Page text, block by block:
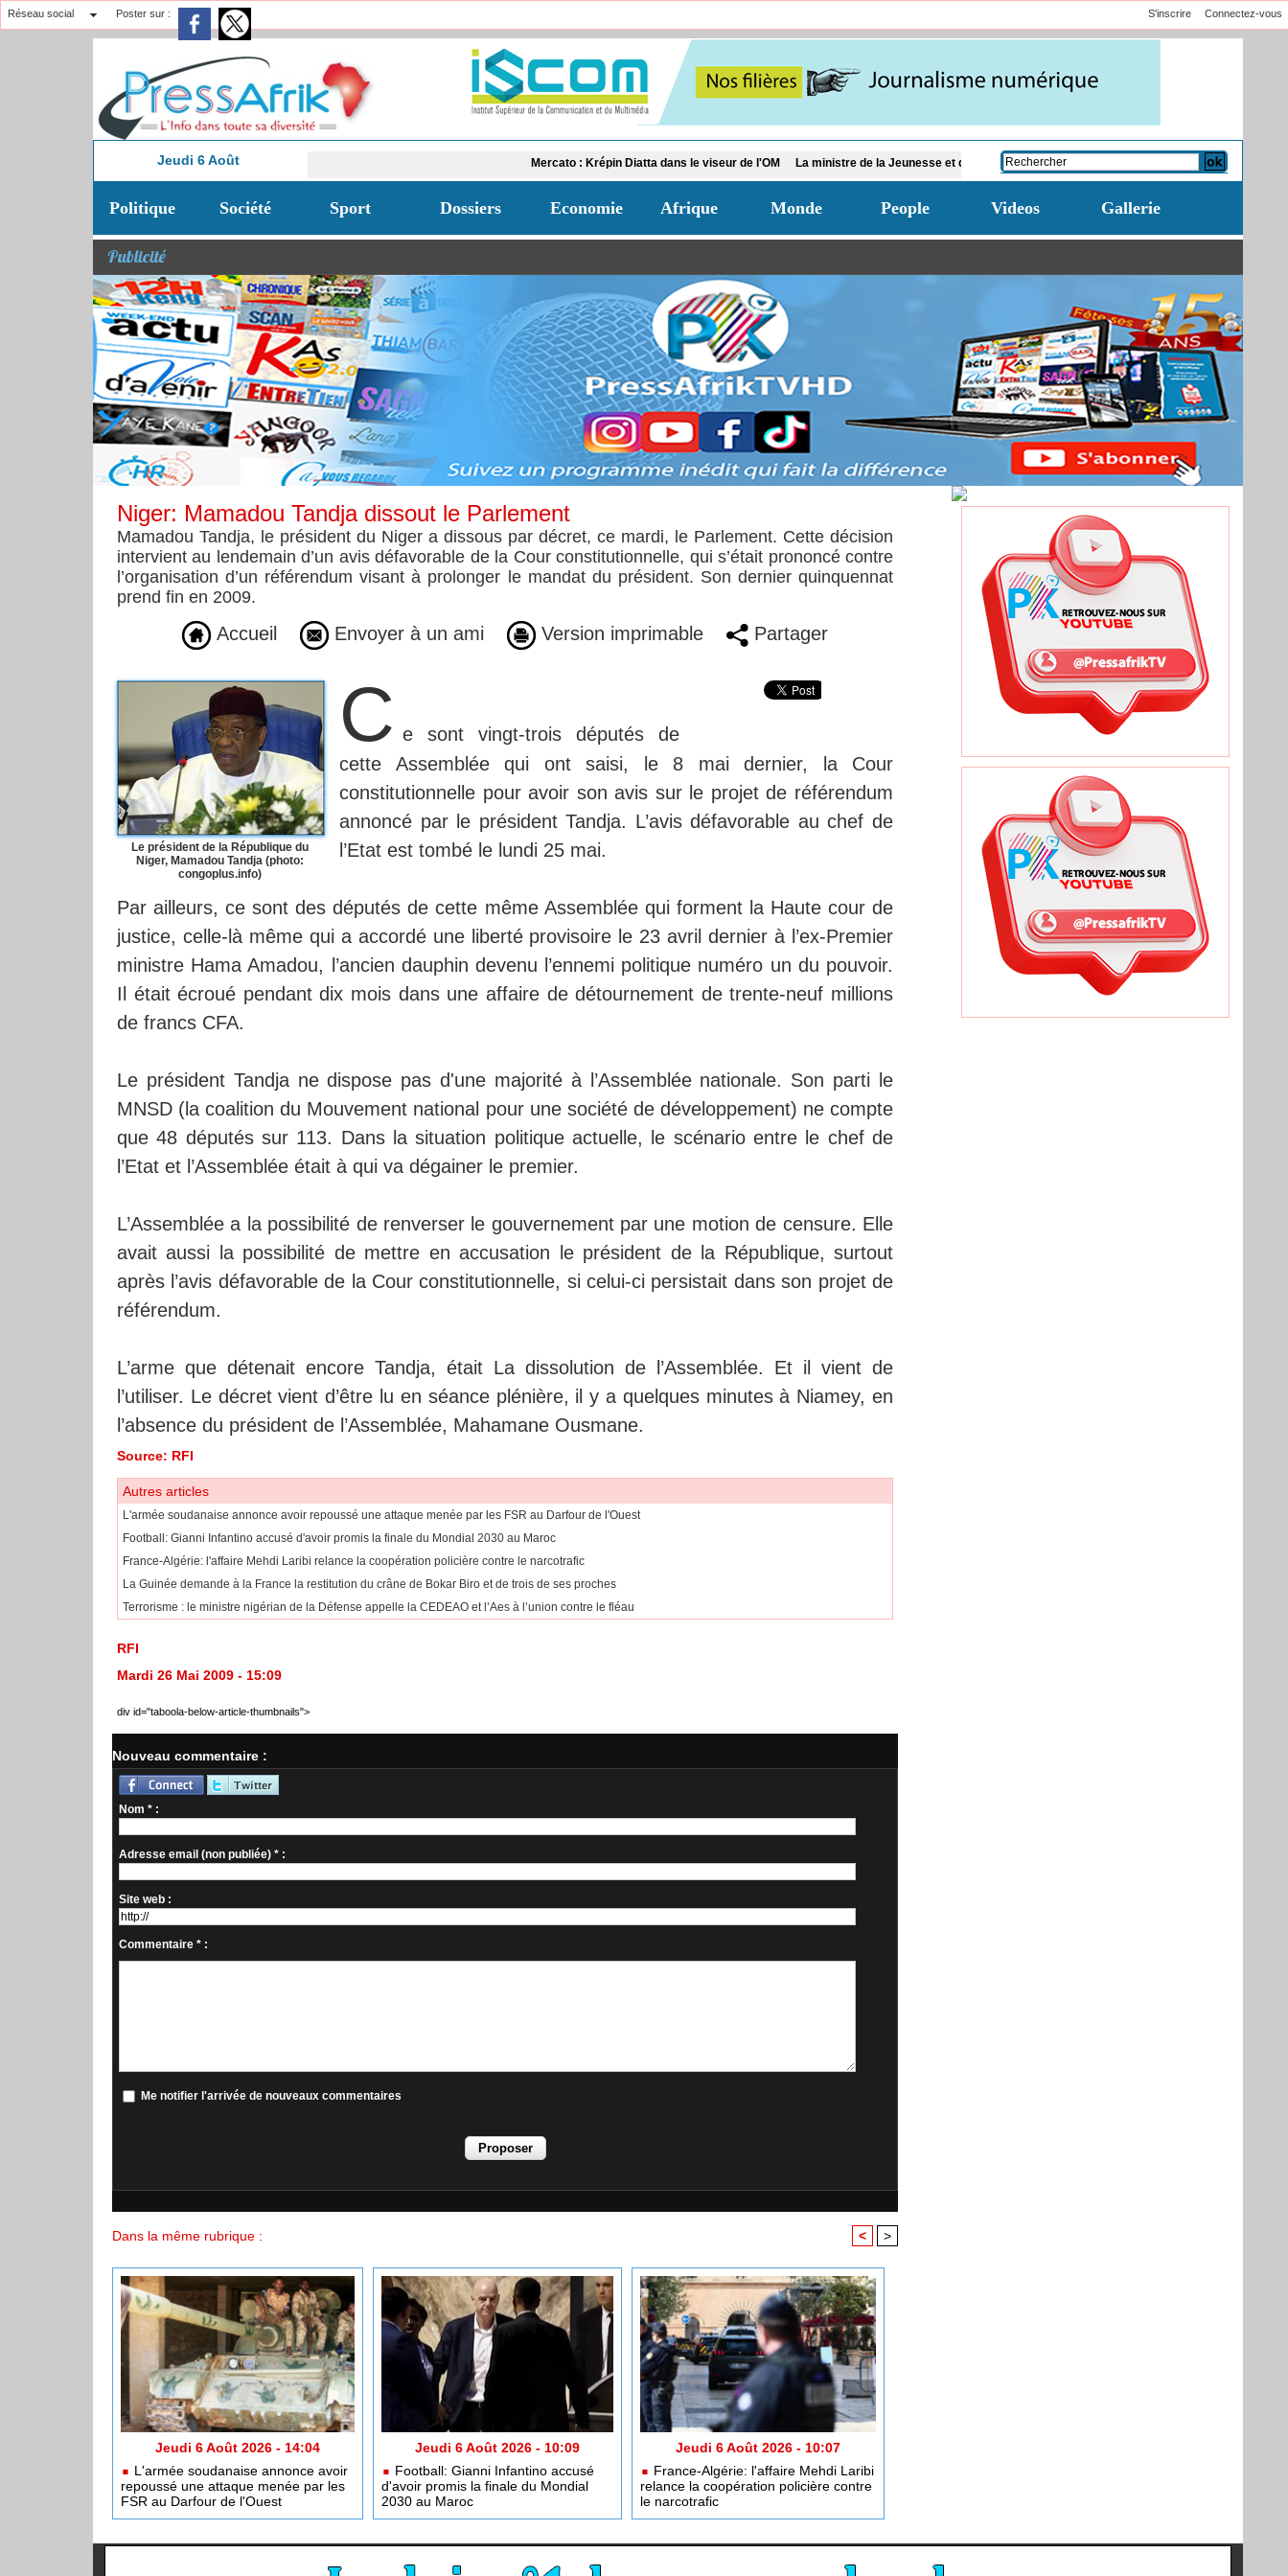
Réseau social Poster sur : Connectez-vous
S'inscrire
Jeudi 6 Août Mercato : Krépin Diatta dans le viseur de l'OM La ministre de la Jeunesse et des Sports invite les fédérations en fin de mandat à organiser leurs AG
Politique Société Sport Dossiers Economie Afrique Monde People Videos Gallerie
Publicité
Niger: Mamadou Tandja dissout le Parlement
Mamadou Tandja, le président du Niger a dissous par décret, ce mardi, le Parlement. Cette décision
intervient au lendemain d’un avis défavorable de la Cour constitutionnelle, qui s’était prononcé contre
l’organisation d’un référendum visant à prolonger le mandat du président. Son dernier quinquennat
prend fin en 2009.
Accueil Envoyer à un ami Version imprimable Partager
Le président de la République du
Niger, Mamadou Tandja (photo:
congoplus.info)
C e sont vingt-trois députés de
cette Assemblée qui ont saisi, le 8 mai dernier, la Cour
constitutionnelle pour avoir son avis sur le projet de référendum
annoncé par le président Tandja. L’avis défavorable au chef de
l’Etat est tombé le lundi 25 mai.
Par ailleurs, ce sont des députés de cette même Assemblée qui forment la Haute cour de
justice, celle-là même qui a accordé une liberté provisoire le 23 avril dernier à l’ex-Premier
ministre Hama Amadou, l’ancien dauphin devenu l’ennemi politique numéro un du pouvoir.
Il était écroué pendant dix mois dans une affaire de détournement de trente-neuf millions
de francs CFA.
Le président Tandja ne dispose pas d'une majorité à l’Assemblée nationale. Son parti le
MNSD (la coalition du Mouvement national pour une société de développement) ne compte
que 48 députés sur 113. Dans la situation politique actuelle, le scénario entre le chef de
l’Etat et l’Assemblée était à qui va dégainer le premier.
L’Assemblée a la possibilité de renverser le gouvernement par une motion de censure. Elle
avait aussi la possibilité de mettre en accusation le président de la République, surtout
après l’avis défavorable de la Cour constitutionnelle, si celui-ci persistait dans son projet de
référendum.
L’arme que détenait encore Tandja, était La dissolution de l’Assemblée. Et il vient de
l’utiliser. Le décret vient d’être lu en séance plénière, il y a quelques minutes à Niamey, en
l’absence du président de l’Assemblée, Mahamane Ousmane.
Source: RFI
Autres articles
L'armée soudanaise annonce avoir repoussé une attaque menée par les FSR au Darfour de l'Ouest
Football: Gianni Infantino accusé d'avoir promis la finale du Mondial 2030 au Maroc
France-Algérie: l'affaire Mehdi Laribi relance la coopération policière contre le narcotrafic
La Guinée demande à la France la restitution du crâne de Bokar Biro et de trois de ses proches
Terrorisme : le ministre nigérian de la Défense appelle la CEDEAO et l’Aes à l’union contre le fléau
RFI
Mardi 26 Mai 2009 - 15:09
div id="taboola-below-article-thumbnails">
Nouveau commentaire :
Nom * :
Adresse email (non publiée) * :
Site web :
Commentaire * :
Me notifier l'arrivée de nouveaux commentaires
Dans la même rubrique : < >
Jeudi 6 Août 2026 - 14:04
L'armée soudanaise annonce avoir
repoussé une attaque menée par les
FSR au Darfour de l'Ouest
Jeudi 6 Août 2026 - 10:09
Football: Gianni Infantino accusé
d'avoir promis la finale du Mondial
2030 au Maroc
Jeudi 6 Août 2026 - 10:07
France-Algérie: l'affaire Mehdi Laribi
relance la coopération policière contre
le narcotrafic